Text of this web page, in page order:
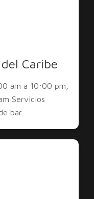
Caribe
am a 10:00 pm,
Servicios
bar.